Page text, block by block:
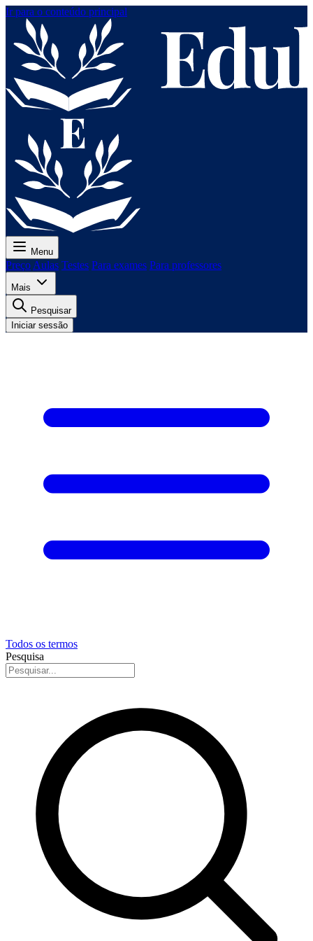
Ir para o conteúdo principal
Menu
Preço Aulas Testes Para exames Para professores
Mais
Pesquisar
Iniciar sessão
Todos os termos
Pesquisa